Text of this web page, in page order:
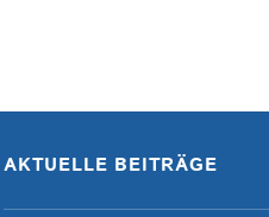
AKTUELLE BEITRÄGE